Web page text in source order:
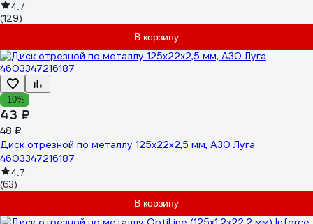
4.7
(129)
В корзину
-10%
43 ₽
48 ₽
Диск отрезной по металлу 125х22х2,5 мм, А30 Луга
4603347216187
4.7
(63)
В корзину